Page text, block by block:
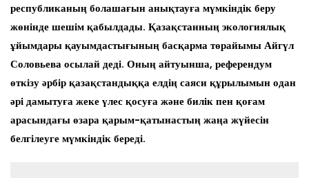
республиканың болашағын анықтауға мүмкіндік беру
жөнінде шешім қабылдады. Қазақстанның экологиялық
ұйымдары қауымдастығының басқарма төрайымы Айгүл
Соловьева осылай деді. Оның айтуынша, референдум
өткізу әрбір қазақстандыққа елдің саяси құрылымын одан
әрі дамытуға жеке үлес қосуға және билік пен қоғам
арасындағы өзара қарым-қатынастың жаңа жүйесін
белгілеуге мүмкіндік береді.